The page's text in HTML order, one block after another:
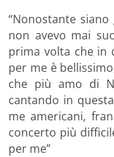
“Nonostante
non avevo mai
prima volta che in
per me è
che più amo di
cantando in
me americani,
concerto più
per me”